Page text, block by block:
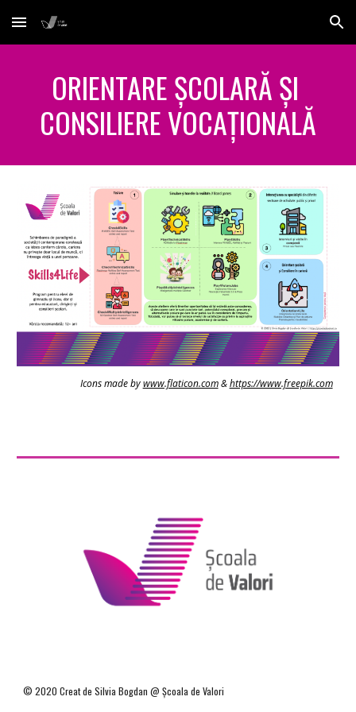
Skip to main content Skip to navigation
ORIENTARE ȘCOLARĂ ȘI
CONSILIERE VOCAȚIONALĂ
Icons made by www.flaticon.com & https://www.freepik.com
© 2020 Creat de Silvia Bogdan @ Școala de Valori